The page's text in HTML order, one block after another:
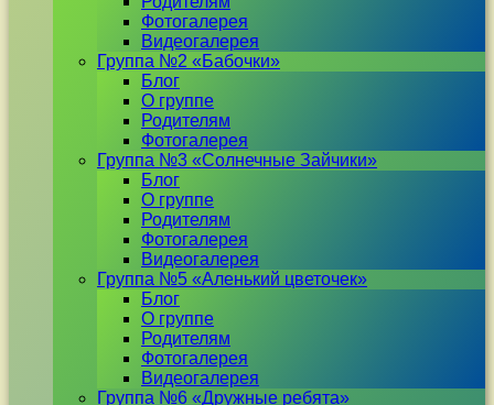
Фотогалерея
Видеогалерея
Группа №2 «Бабочки»
Блог
О группе
Родителям
Фотогалерея
Группа №3 «Солнечные Зайчики»
Блог
О группе
Родителям
Фотогалерея
Видеогалерея
Группа №5 «Аленький цветочек»
Блог
О группе
Родителям
Фотогалерея
Видеогалерея
Группа №6 «Дружные ребята»